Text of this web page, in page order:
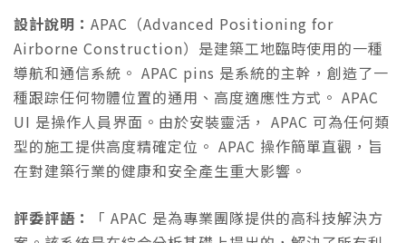
設計說明： APAC（Advanced Positioning for
Airborne Construction）是建築工地臨時使用的一種
導航和通信系統。 APAC pins 是系統的主幹，創造了一
種跟踪任何物體位置的通用、高度適應性方式。 APAC
UI 是操作人員界面。由於安裝靈活， APAC 可為任何類
型的施工提供高度精確定位。 APAC 操作簡單直觀，旨
在對建築行業的健康和安全產生重大影響。
評委評語：
「 APAC 是為專業團隊提供的高科技解決方